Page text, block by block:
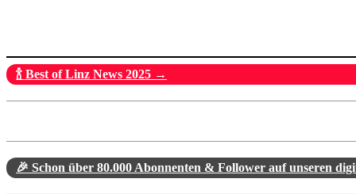
🍾 Best of Linz News 2025 →
🎉 Schon über 80.000 Abonnenten & Follower auf unseren